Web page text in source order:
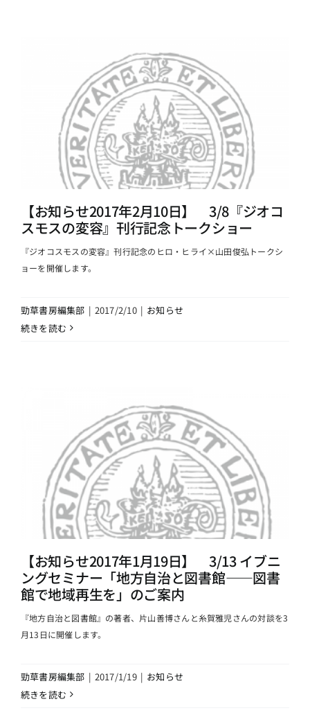
【お知らせ2017年2月10日】 3/8『ジオコ
スモスの変容』刊行記念トークショー
『ジオコスモスの変容』刊行記念のヒロ・ヒライ×山田俊弘トークシ
ョーを開催します。
勁草書房編集部 | 2017/2/10 | お知らせ
続きを読む
【お知らせ2017年1月19日】 3/13 イブニ
ングセミナー「地方自治と図書館――図書
館で地域再生を」のご案内
『地方自治と図書館』の著者、片山善博さんと糸賀雅児さんの対談を3
月13日に開催します。
勁草書房編集部 | 2017/1/19 | お知らせ
続きを読む